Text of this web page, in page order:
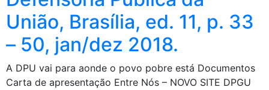
União, Brasília, ed. 11, p. 33
– 50, jan/dez 2018.
A DPU vai para aonde o povo pobre está Documentos
Carta de apresentação Entre Nós – NOVO SITE DPGU